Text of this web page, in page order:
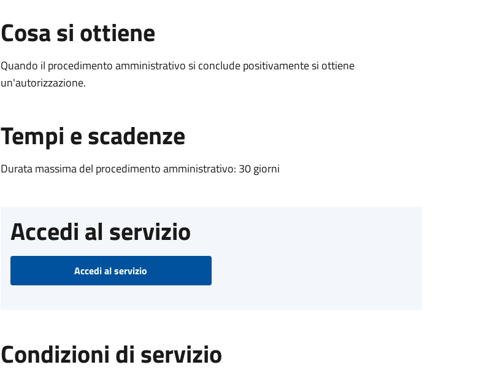
Cosa si ottiene
Quando il procedimento amministrativo si conclude positivamente si ottiene
un'autorizzazione.
Tempi e scadenze
Durata massima del procedimento amministrativo: 30 giorni
Accedi al servizio
Accedi al servizio
Condizioni di servizio